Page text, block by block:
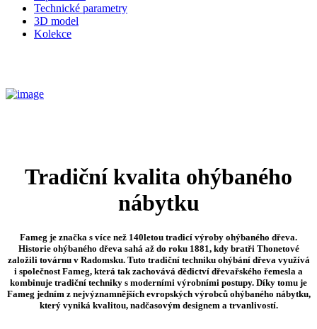
Technické parametry
3D model
Kolekce
Tradiční kvalita ohýbaného
nábytku
Fameg je značka s více než 140letou tradicí výroby ohýbaného dřeva.
Historie ohýbaného dřeva sahá až do roku 1881, kdy bratři Thonetové
založili továrnu v Radomsku. Tuto tradiční techniku ohýbání dřeva využívá
i společnost Fameg, která tak zachovává dědictví dřevařského řemesla a
kombinuje tradiční techniky s moderními výrobními postupy. Díky tomu je
Fameg jedním z nejvýznamnějších evropských výrobců ohýbaného nábytku,
který vyniká kvalitou, nadčasovým designem a trvanlivostí.